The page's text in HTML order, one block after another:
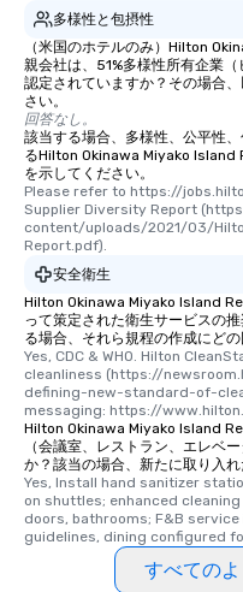
多様性と包摂性
（米国のホテルのみ）Hilton
親会社は、51%多様性所有企業
認定されていますか？その場合
さい。
回答なし。
該当する場合、多様性、公平性
るHilton Okinawa Miyako Island
を示してください。
Please refer to https://
Supplier Diversity Report
content/uploads/2021/03/
Report.pdf).
安全衛生
Hilton Okinawa Miyako Island
って策定された衛生サービスの
る場合、それら規程の作成にど
Yes, CDC & WHO. Hilton
cleanliness (https://
defining-new-standard-of-
messaging: https://
Hilton Okinawa Miyako Island
（会議室、レストラン、エレベ
か？該当の場合、新たに取り入れ
Yes, Install hand sanitizer
on shuttles; enhanced
doors, bathrooms; F&B
guidelines, dining configured
すべての